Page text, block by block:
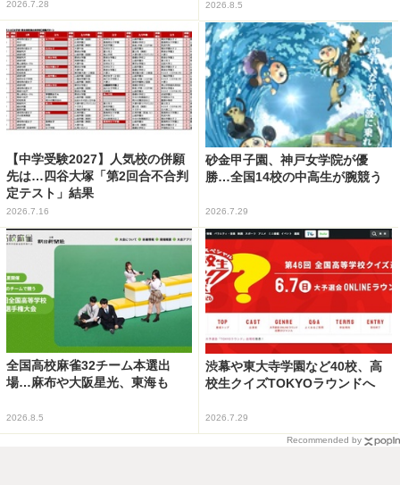
2026.7.28 2026.8.5
【中学受験2027】人気校の併願
先は…四谷大塚「第2回合不合判
定テスト」結果
2026.7.16
砂金甲子園、神戸女学院が優
勝…全国14校の中高生が腕競う
2026.7.29
全国高校麻雀32チーム本選出
場…麻布や大阪星光、東海も
2026.8.5
渋幕や東大寺学園など40校、高
校生クイズTOKYOラウンドへ
2026.7.29
Recommended by